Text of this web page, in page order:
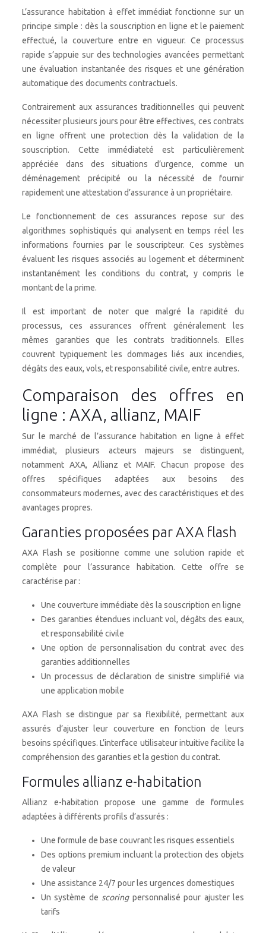
L’assurance habitation à effet immédiat fonctionne sur un
principe simple : dès la souscription en ligne et le paiement
effectué, la couverture entre en vigueur. Ce processus
rapide s’appuie sur des technologies avancées permettant
une évaluation instantanée des risques et une génération
automatique des documents contractuels.
Contrairement aux assurances traditionnelles qui peuvent
nécessiter plusieurs jours pour être effectives, ces contrats
en ligne offrent une protection dès la validation de la
souscription. Cette immédiateté est particulièrement
appréciée dans des situations d’urgence, comme un
déménagement précipité ou la nécessité de fournir
rapidement une attestation d’assurance à un propriétaire.
Le fonctionnement de ces assurances repose sur des
algorithmes sophistiqués qui analysent en temps réel les
informations fournies par le souscripteur. Ces systèmes
évaluent les risques associés au logement et déterminent
instantanément les conditions du contrat, y compris le
montant de la prime.
Il est important de noter que malgré la rapidité du
processus, ces assurances offrent généralement les
mêmes garanties que les contrats traditionnels. Elles
couvrent typiquement les dommages liés aux incendies,
dégâts des eaux, vols, et responsabilité civile, entre autres.
Comparaison des offres en
ligne : AXA, allianz, MAIF
Sur le marché de l’assurance habitation en ligne à effet
immédiat, plusieurs acteurs majeurs se distinguent,
notamment AXA, Allianz et MAIF. Chacun propose des
offres spécifiques adaptées aux besoins des
consommateurs modernes, avec des caractéristiques et des
avantages propres.
Garanties proposées par AXA flash
AXA Flash se positionne comme une solution rapide et
complète pour l’assurance habitation. Cette offre se
caractérise par :
Une couverture immédiate dès la souscription en ligne
Des garanties étendues incluant vol, dégâts des eaux,
et responsabilité civile
Une option de personnalisation du contrat avec des
garanties additionnelles
Un processus de déclaration de sinistre simplifié via
une application mobile
AXA Flash se distingue par sa flexibilité, permettant aux
assurés d’ajuster leur couverture en fonction de leurs
besoins spécifiques. L’interface utilisateur intuitive facilite la
compréhension des garanties et la gestion du contrat.
Formules allianz e-habitation
Allianz e-habitation propose une gamme de formules
adaptées à différents profils d’assurés :
Une formule de base couvrant les risques essentiels
Des options premium incluant la protection des objets
de valeur
Une assistance 24/7 pour les urgences domestiques
Un système de scoring personnalisé pour ajuster les
tarifs